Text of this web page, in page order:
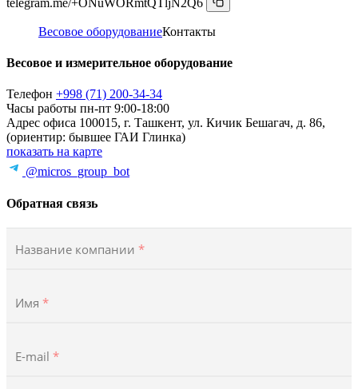
Весовое оборудованиеКонтакты
Весовое и измерительное оборудование
Телефон +998 (71) 200-34-34
Часы работы пн-пт 9:00-18:00
Адрес офиса 100015, г. Ташкент, ул. Кичик Бешагач, д. 86,
(ориентир: бывшее ГАИ Глинка)
показать на карте
@micros_group_bot
Обратная связь
Название компании *
Имя *
E-mail *